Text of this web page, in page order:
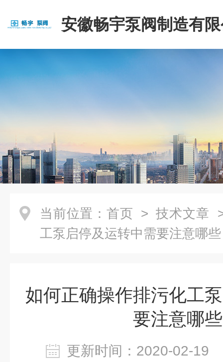
安徽畅宇泵阀制造有
当前位置： 首页 > 技术文章
工泵启停及运转中需要注意哪
如何正确操作排污化工
要注意哪
更新时间：2020-02-